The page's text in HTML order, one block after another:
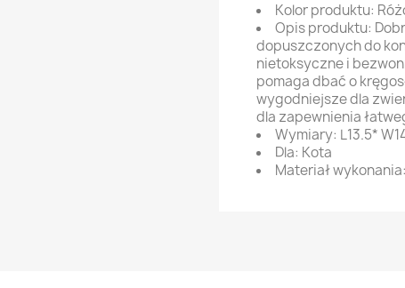
Kolor produktu:
Opis produktu:
dopuszczonych do
nietoksyczne i
pomaga dbać o
wygodniejsze dla
dla zapewnienia
Wymiary: L13.5*
Dla: Kota
Materiał